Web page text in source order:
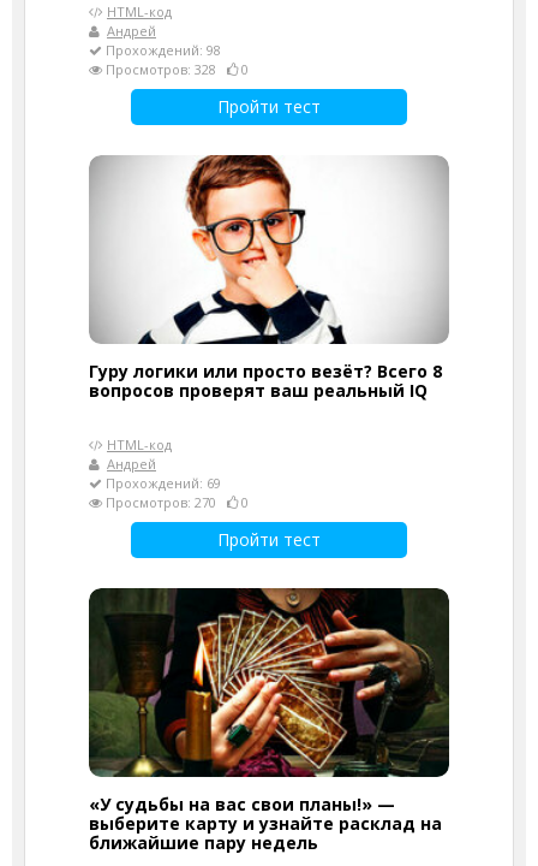
HTML-код
Андрей
Прохождений: 98
Просмотров: 328
0
Пройти тест
Гуру логики или просто везёт? Всего 8
вопросов проверят ваш реальный IQ
HTML-код
Андрей
Прохождений: 69
Просмотров: 270
0
Пройти тест
«У судьбы на вас свои планы!» —
выберите карту и узнайте расклад на
ближайшие пару недель